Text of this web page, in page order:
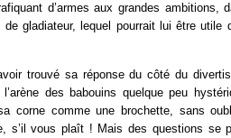
d’armes aux grandes ambitions,
gladiateur, lequel pourrait lui être utile
trouvé sa réponse du côté du
des babouins quelque peu
corne comme une brochette, sans
s’il vous plaît ! Mais des questions se